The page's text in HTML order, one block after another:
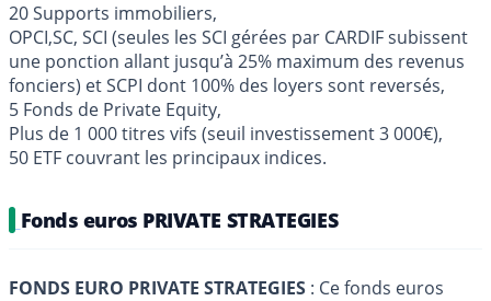
20 Supports immobiliers,
OPCI,SC, SCI (seules les SCI gérées par CARDIF subissent
une ponction allant jusqu’à 25% maximum des revenus
fonciers) et SCPI dont 100% des loyers sont reversés,
5 Fonds de Private Equity,
Plus de 1 000 titres vifs (seuil investissement 3 000€),
50 ETF couvrant les principaux indices.
Fonds euros PRIVATE STRATEGIES
FONDS EURO PRIVATE STRATEGIES : Ce fonds euros